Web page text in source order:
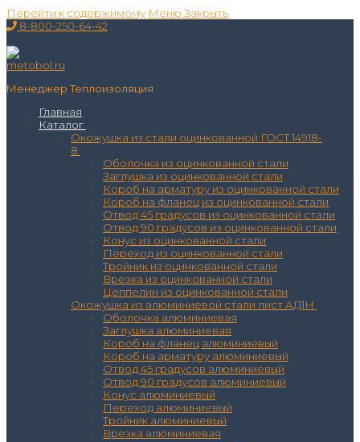
Перейти к содержимому Меню Закрыть
8-800-250-64-42
Менеджер Теплоизоляция
Главная
Каталог
Окожушка из стали оцинкованной ГОСТ 14918-
8
Оболочка из оцинкованной стали
Заглушка из оцинкованной стали
Короб на арматуру из оцинкованной стали
Короб на фланец из оцинкованной стали
Отвод 45 градусов из оцинкованной стали
Отвод 90 градусов из оцинкованной стали
Конус из оцинкованной стали
Переход из оцинкованной стали
Тройник из оцинкованной стали
Врезка из оцинкованной стали
Цеппелин из оцинкованной стали
Окожушка из алюминиевой стали лист АД1Н
Оболочка алюминиевая
Заглушка алюминиевая
Короб на фланец алюминиевый
Короб на арматуру алюминиевый
Отвод 45 градусов алюминиевый
Отвод 90 градусов алюминиевый
Конус алюминиевый
Переход алюминиевый
Тройник алюминиевый
Врезка алюминиевая